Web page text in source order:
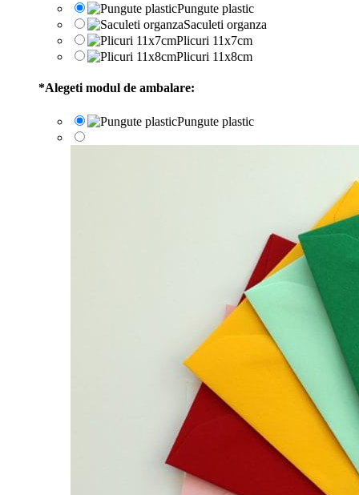
Pungute plastic
Saculeti organza
Plicuri 11x7cm
Plicuri 11x8cm
*Alegeti modul de ambalare:
Pungute plastic